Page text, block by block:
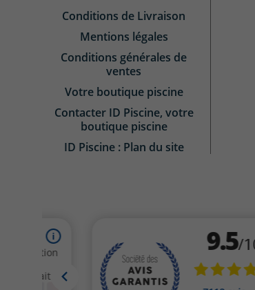
Conditions de Livraison
Mentions légales
Conditions générales de
ventes
Votre boutique piscine
Contacter ID Piscine, votre
boutique piscine
ID Piscine : Plan du site